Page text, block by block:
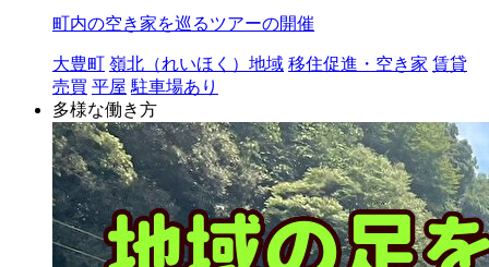
町内の空き家を巡るツアーの開催
大豊町 嶺北（れいほく）地域 移住促進・空き家 賃貸
売買 平屋 駐車場あり
多様な働き方